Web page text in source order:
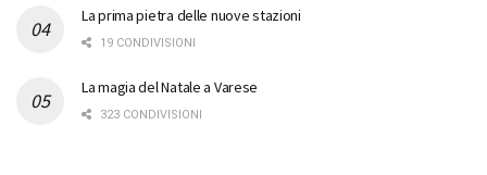
La prima pietra delle nuove stazioni
19 CONDIVISIONI
La magia del Natale a Varese
323 CONDIVISIONI